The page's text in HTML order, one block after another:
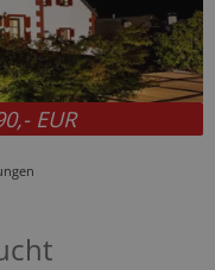
ab131,- EUR